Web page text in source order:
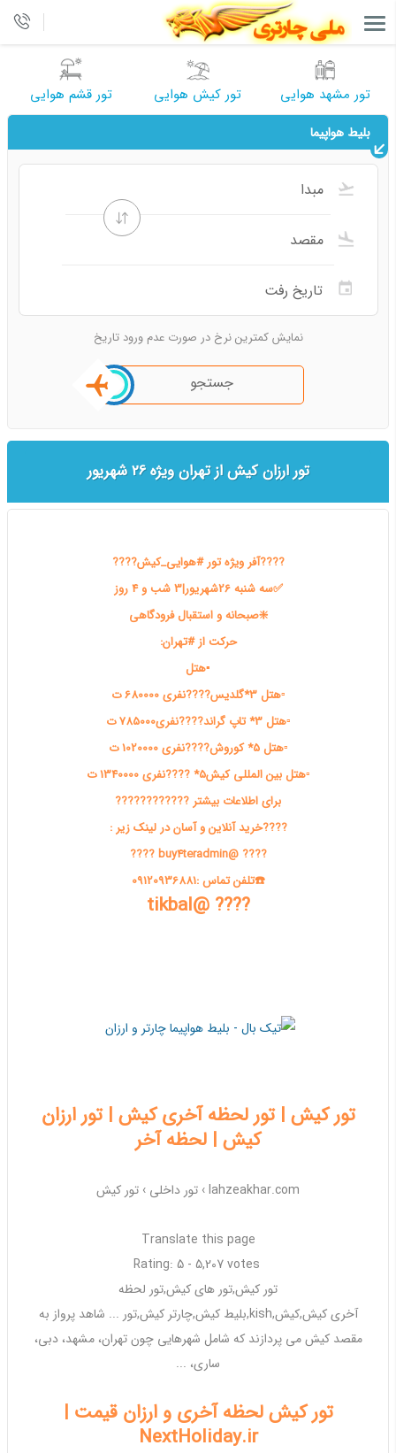
تور مشهد هوایی تور کیش هوایی تور قشم هوایی
بلیط هواپیما
نمایش کمترین نرخ در صورت عدم ورود تاریخ
جستجو
تور ارزان کیش از تهران ویژه 26 شهریور
????آفر ویژه تور #هوایی_کیش????
✅سه شنبه 26شهریور|3 شب و 4 روز
❇️صبحانه و استقبال فرودگاهی
حرکت از #تهران:
▪️هتل
▫️هتل 3*گلدیس????نفری 680000 ت
▫️هتل 3* تاپ گراند????نفری785000 ت
▫️هتل 5* کوروش????نفری 1020000 ت
▫️هتل بین المللی کیش5* ????نفری 1340000 ت
برای اطلاعات بیشتر ????????????
????خرید آنلاین و آسان در لینک زیر :
???? @buy4teradmin ????
☎️تلفن تماس :09120936881
???? @tikbal
تور کیش | تور لحظه آخری کیش | تور ارزان
کیش | لحظه آخر
lahzeakhar.com › تور داخلی › تور کیش
Translate this page
تور کیش,تور هایکیش,تور لحظه
آخریکیش,کیش,
kish,بلیطکیش,چارترکیش,تور ... شاهد پرواز به
مقصدکیشمی پردازند که شامل شهرهایی چونتهران، مشهد، دبی،
ساری، ...
تور کیش لحظه آخری و ارزان قیمت |
NextHoliday.ir